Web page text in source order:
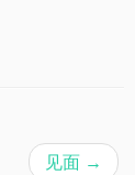
见面 →